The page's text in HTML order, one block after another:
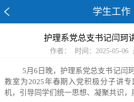
学生工作
护理系党总支书记闫珂
作者： 时间：2025-05-06
5月6日晚，护理系党总支书记闫
教室为2025年春期入党积极分子讲
机，引导同学们统一思想、凝聚共识，